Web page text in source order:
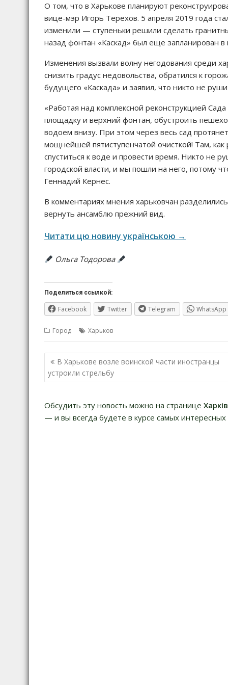
О том, что в Харькове планируют
вице-мэр Игорь Терехов. 5 апреля 2019 года
изменили — ступеньки решили сделать
назад фонтан «Каскад» был еще запланирован в
Изменения вызвали волну негодования среди
снизить градус недовольства, обратился к
будущего «Каскада» и заявил, что никто не
«Работая над комплексной реконструкцией
площадку и верхний фонтан, обустроить
водоем внизу. При этом через весь сад
мощнейшей пятиступенчатой очисткой! Там,
спуститься к воде и провести время. Никто не
городской власти, и мы пошли на него, потому
Геннадий Кернес.
В комментариях мнения харьковчан
вернуть ансамблю прежний вид.
Читати цю новину українською →
Ольга Тодорова
Поделиться ссылкой:
Facebook Twitter Telegram WhatsApp
Город Харьков
Навигация
по
записям
В Харькове возле воинской части иностранцы
устроили стрельбу
Обсудить эту новость можно на странице
— и вы всегда будете в курсе самых